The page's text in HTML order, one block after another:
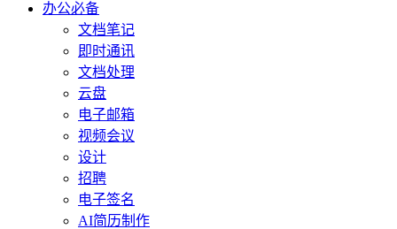
办公必备
文档笔记
即时通讯
文档处理
云盘
电子邮箱
视频会议
设计
招聘
电子签名
AI简历制作